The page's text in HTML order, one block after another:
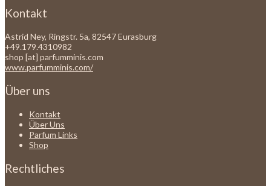
Kontakt
Astrid Ney, Ringstr. 5a, 82547 Eurasburg
+49.179.4310982
shop [at] parfumminis.com
www.parfumminis.com/
Über uns
Kontakt
Über Uns
Parfum Links
Shop
Rechtliches